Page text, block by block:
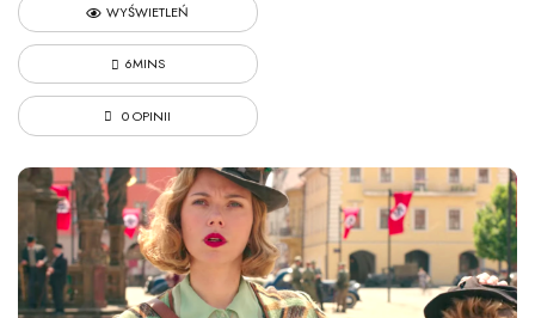
WYŚWIETLEŃ
6MINS
0 OPINII